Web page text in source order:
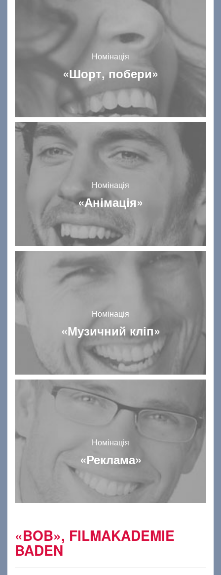
Номінація
«Шорт, побери»
Номінація
«Анімація»
Номінація
«Музичний кліп»
Номінація
«Реклама»
«BOB», FILMAKADEMIE
BADEN